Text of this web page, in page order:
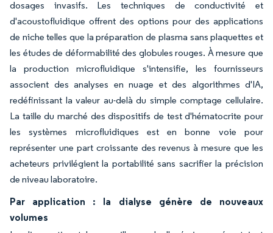
dosages invasifs. Les techniques de conductivité et
d'acoustofluidique offrent des options pour des applications
de niche telles que la préparation de plasma sans plaquettes et
les études de déformabilité des globules rouges. À mesure que
la production microfluidique s'intensifie, les fournisseurs
associent des analyses en nuage et des algorithmes d'IA,
redéfinissant la valeur au-delà du simple comptage cellulaire.
La taille du marché des dispositifs de test d'hématocrite pour
les systèmes microfluidiques est en bonne voie pour
représenter une part croissante des revenus à mesure que les
acheteurs privilégient la portabilité sans sacrifier la précision
de niveau laboratoire.
Par application : la dialyse génère de nouveaux
volumes